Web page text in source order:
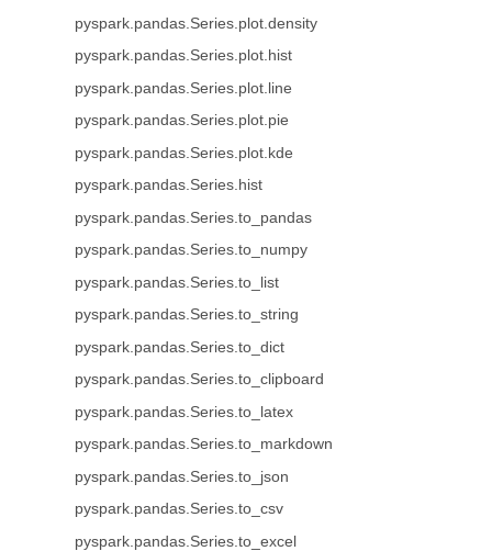
pyspark.pandas.Series.plot.density
pyspark.pandas.Series.plot.hist
pyspark.pandas.Series.plot.line
pyspark.pandas.Series.plot.pie
pyspark.pandas.Series.plot.kde
pyspark.pandas.Series.hist
pyspark.pandas.Series.to_pandas
pyspark.pandas.Series.to_numpy
pyspark.pandas.Series.to_list
pyspark.pandas.Series.to_string
pyspark.pandas.Series.to_dict
pyspark.pandas.Series.to_clipboard
pyspark.pandas.Series.to_latex
pyspark.pandas.Series.to_markdown
pyspark.pandas.Series.to_json
pyspark.pandas.Series.to_csv
pyspark.pandas.Series.to_excel